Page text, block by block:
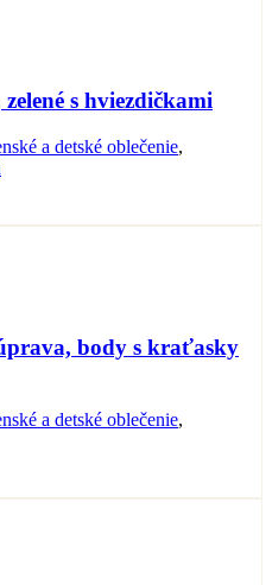
s hviezdičkami
a detské oblečenie,
body s kraťasky
a detské oblečenie,